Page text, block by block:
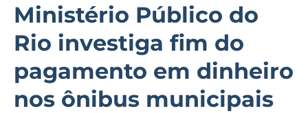
Ministério Público do
Rio investiga fim do
pagamento em dinheiro
nos ônibus municipais
municipais